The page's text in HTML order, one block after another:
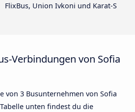
FlixBus, Union Ivkoni und Karat-S
Verbindungen von Sofia
von 3 Busunternehmen von Sofia
unten findest du die